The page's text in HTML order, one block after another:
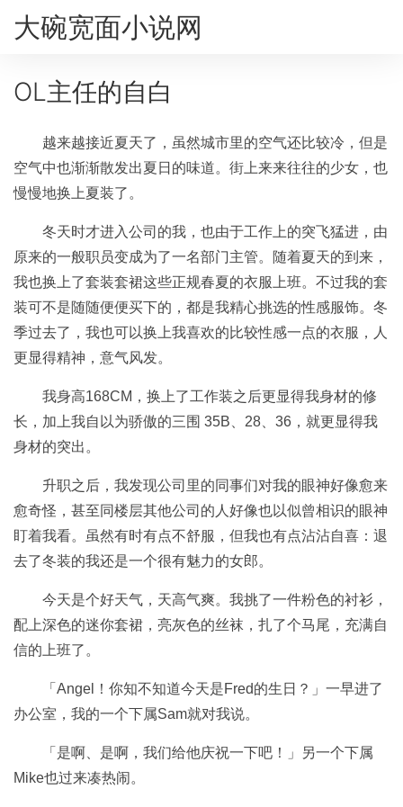
大碗宽面小说网
OL主任的自白
越来越接近夏天了，虽然城市里的空气还比较冷，但是
空气中也渐渐散发出夏日的味道。街上来来往往的少女，也
慢慢地换上夏装了。
冬天时才进入公司的我，也由于工作上的突飞猛进，由
原来的一般职员变成为了一名部门主管。随着夏天的到来，
我也换上了套装套裙这些正规春夏的衣服上班。不过我的套
装可不是随随便便买下的，都是我精心挑选的性感服饰。冬
季过去了，我也可以换上我喜欢的比较性感一点的衣服，人
更显得精神，意气风发。
我身高168CM，换上了工作装之后更显得我身材的修
长，加上我自以为骄傲的三围 35B、28、36，就更显得我
身材的突出。
升职之后，我发现公司里的同事们对我的眼神好像愈来
愈奇怪，甚至同楼层其他公司的人好像也以似曾相识的眼神
盯着我看。虽然有时有点不舒服，但我也有点沾沾自喜：退
去了冬装的我还是一个很有魅力的女郎。
今天是个好天气，天高气爽。我挑了一件粉色的衬衫，
配上深色的迷你套裙，亮灰色的丝袜，扎了个马尾，充满自
信的上班了。
「Angel！你知不知道今天是Fred的生日？」一早进了
办公室，我的一个下属Sam就对我说。
「是啊、是啊，我们给他庆祝一下吧！」另一个下属
Mike也过来凑热闹。